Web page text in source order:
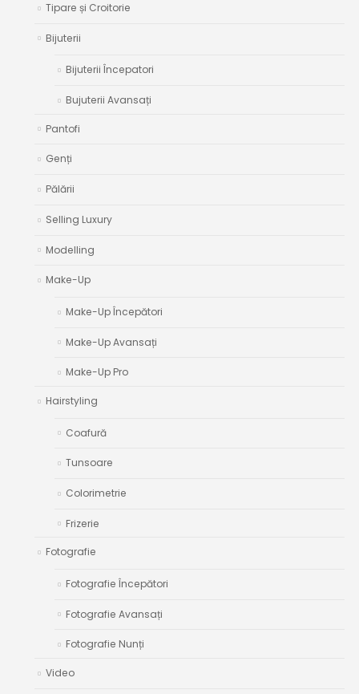
Tipare și Croitorie
Bijuterii
Bijuterii Începatori
Bujuterii Avansați
Pantofi
Genți
Pălării
Selling Luxury
Modelling
Make-Up
Make-Up Începători
Make-Up Avansați
Make-Up Pro
Hairstyling
Coafură
Tunsoare
Colorimetrie
Frizerie
Fotografie
Fotografie Începători
Fotografie Avansați
Fotografie Nunți
Video